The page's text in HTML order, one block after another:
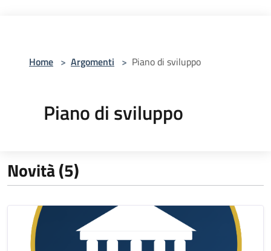
Home > Argomenti > Piano di sviluppo
Piano di sviluppo
Novità (5)